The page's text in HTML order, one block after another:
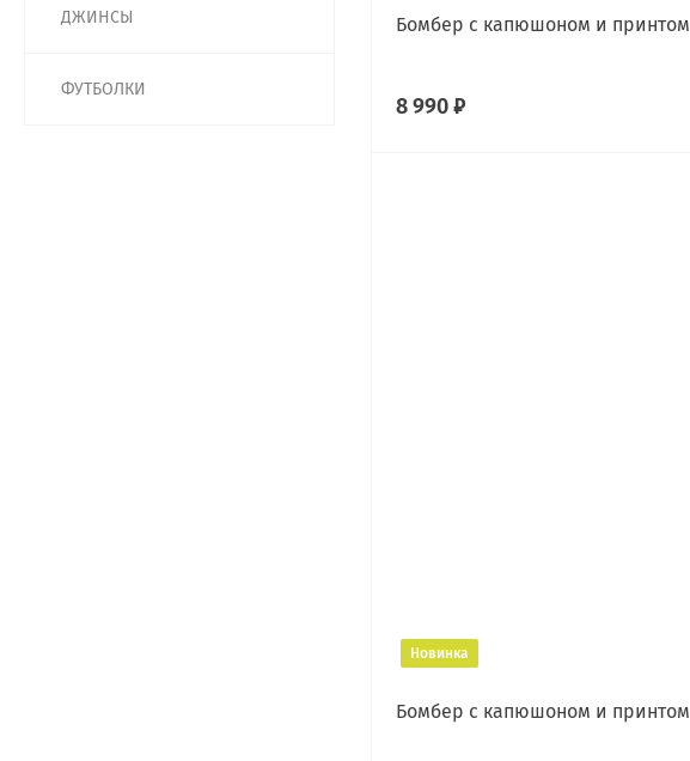
ДЖИНСЫ
ФУТБОЛКИ
Бомбер с капюшоном и принтом
8 990 ₽
Новинка
Бомбер с капюшоном и принтом